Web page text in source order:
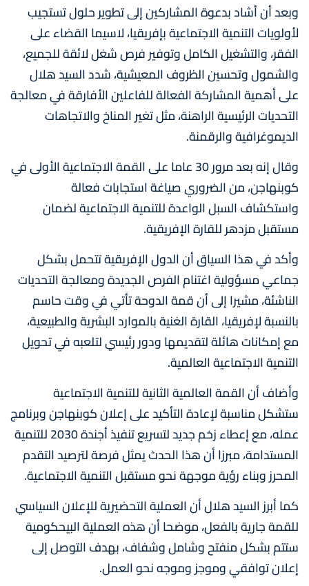
وبعد أن أشاد بدعوة المشاركين إلى تطوير حلول تستجيب
لأولويات التنمية الاجتماعية بإفريقيا، لاسيما القضاء على
الفقر، والتشغيل الكامل وتوفير فرص شغل لائقة للجميع،
والشمول وتحسين الظروف المعيشية، شدد السيد هلال
على أهمية المشاركة الفعالة للفاعلين الأفارقة في معالجة
التحديات الرئيسية الراهنة، مثل تغير المناخ والاتجاهات
الديموغرافية والرقمنة.
وقال إنه بعد مرور 30 عاما على القمة الاجتماعية الأولى في
كوبنهاجن، من الضروري صياغة استجابات فعالة
واستكشاف السبل الواعدة للتنمية الاجتماعية لضمان
مستقبل مزدهر للقارة الإفريقية.
وأكد في هذا السياق أن الدول الإفريقية تتحمل بشكل
جماعي مسؤولية اغتنام الفرص الجديدة ومعالجة التحديات
الناشئة، مشيرا إلى أن قمة الدوحة تأتي في وقت حاسم
بالنسبة لإفريقيا، القارة الغنية بالموارد البشرية والطبيعية،
مع إمكانات هائلة لتقديمها ودور رئيسي لتلعبه في تحويل
التنمية الاجتماعية العالمية.
وأضاف أن القمة العالمية الثانية للتنمية الاجتماعية
ستشكل مناسبة لإعادة التأكيد على إعلان كوبنهاجن وبرنامج
عمله، مع إعطاء زخم جديد لتسريع تنفيذ أجندة 2030 للتنمية
المستدامة، مبرزا أن هذا الحدث يمثل فرصة لترصيد التقدم
المحرز وبناء رؤية موجهة نحو مستقبل التنمية الاجتماعية.
كما أبرز السيد هلال أن العملية التحضيرية للإعلان السياسي
للقمة جارية بالفعل، موضحا أن هذه العملية البيحكومية
ستتم بشكل منفتح وشامل وشفاف، بهدف التوصل إلى
إعلان توافقي وموجز وموجه نحو العمل.